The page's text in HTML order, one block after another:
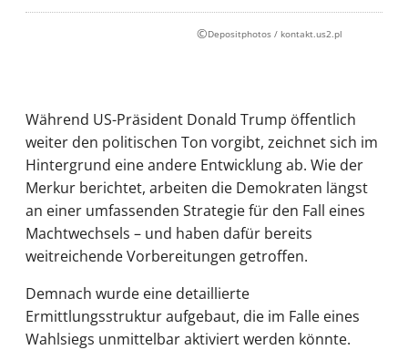
©Depositphotos / kontakt.us2.pl
Während US-Präsident Donald Trump öffentlich
weiter den politischen Ton vorgibt, zeichnet sich im
Hintergrund eine andere Entwicklung ab. Wie der
Merkur berichtet, arbeiten die Demokraten längst
an einer umfassenden Strategie für den Fall eines
Machtwechsels – und haben dafür bereits
weitreichende Vorbereitungen getroffen.
Demnach wurde eine detaillierte
Ermittlungsstruktur aufgebaut, die im Falle eines
Wahlsiegs unmittelbar aktiviert werden könnte.